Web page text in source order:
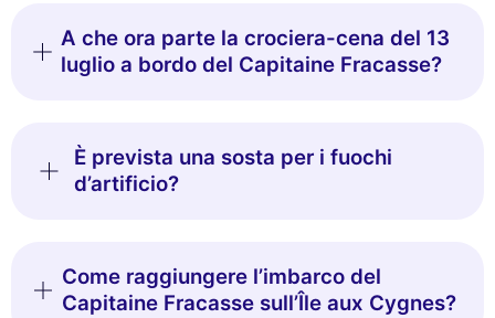
A che ora parte la crociera-cena del 13
luglio a bordo del Capitaine Fracasse?
È prevista una sosta per i fuochi
d’artificio?
Come raggiungere l’imbarco del
Capitaine Fracasse sull’Île aux Cygnes?